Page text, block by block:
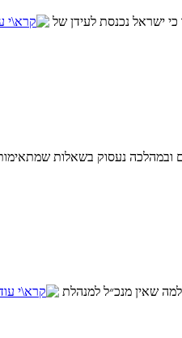
ישראל נכנסת לעידן של
נעסוק בשאלות
שאין מנכ״ל למנהלת